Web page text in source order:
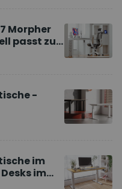
Morpher
passt zu
-
im
im